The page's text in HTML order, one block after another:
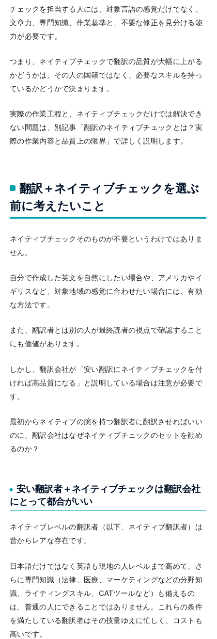
チェックを担当する人には、対象言語の感覚だけでなく、
文章力、専門知識、作業基準と、不要な修正を見分ける能
力が必要です。
つまり、ネイティブチェックで翻訳の品質が大幅に上がる
かどうかは、その人の国籍ではなく、必要なスキルを持っ
ているかどうかで決まります。
実際の作業工程と、ネイティブチェックだけでは解決でき
ない問題は、別記事「翻訳のネイティブチェックとは？実
際の作業内容と品質上の限界」で詳しく説明します。
翻訳＋ネイティブチェックを選ぶ
前に考えたいこと
ネイティブチェックそのものが不要というわけではありま
せん。
自分で作成した英文を自然にしたい場合や、アメリカやイ
ギリスなど、対象地域の感覚に合わせたい場合には、有効
な方法です。
また、翻訳者とは別の人が最終読者の視点で確認すること
にも価値があります。
しかし、翻訳会社が「安い翻訳にネイティブチェックを付
ければ高品質になる」と説明している場合は注意が必要で
す。
最初からネイティブの腕を持つ翻訳者に翻訳させればいい
のに、翻訳会社はなぜネイティブチェックのセットを勧め
るのか？
安い翻訳者＋ネイティブチェックは翻訳会社
にとって都合がいい
ネイティブレベルの翻訳者（以下、ネイティブ翻訳者）は
昔からレアな存在です。
日本語だけではなく英語も現地の人レベルまで高めて、さ
らに専門知識（法律、医療、マーケティングなどの分野知
識、ライティングスキル、CATツールなど）も備えるの
は、普通の人にできることではありません。これらの条件
を満たしている翻訳者はその技量ゆえに忙しく、コストも
高いです。